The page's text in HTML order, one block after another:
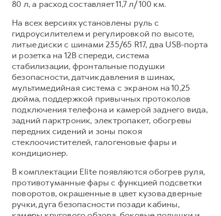
80 л, а расход составляет 11,7 л/100 км.
На всех версиях установлены руль с
гидроусилителем и регулировкой по высоте,
литые диски с шинами 235/65 R17, два USB-порта
и розетка на 12В спереди, система
стабилизации, фронтальные подушки
безопасности, датчик давления в шинах,
мультимедийная система с экраном на 10,25
дюйма, поддержкой привычных протоколов
подключения телефона и камерой заднего вида,
задний парктроник, электропакет, обогревы
передних сидений и зоны покоя
стеклоочистителей, галогеновые фары и
кондиционер.
В комплектации Elite появляются обогрев руля,
противотуманные фары с функцией подсветки
поворотов, окрашенные в цвет кузова дверные
ручки, дуга безопасности позади кабины,